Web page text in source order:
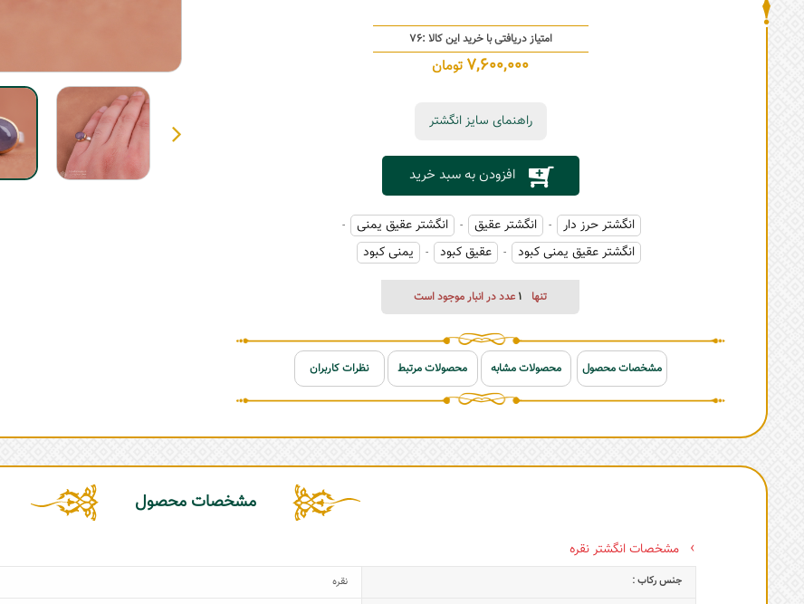
امتیاز دریافتی با خرید این کالا :76
7,600,000 تومان
راهنمای سایز انگشتر
افزودن به سبد خرید
انگشتر حرز دار - انگشتر عقیق - انگشتر عقیق یمنی -
انگشتر عقیق یمنی کبود - عقیق کبود - یمنی کبود
تنها 1 عدد در انبار موجود است
مشخصات محصول محصولات مشابه محصولات مرتبط نظرات کاربران
مشخصات محصول
مشخصات انگشتر نقره
جنس رکاب :
نقره